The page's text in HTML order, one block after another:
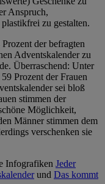
Anspruch,
zu gestalten.
der befragten
Adventskalender zu
Überraschend: Unter
Prozent der Frauen
sei bloß
stimmen der
Möglichkeit,
Männer stimmen dem
verschenken sie
Infografiken Jeder
und Das kommt